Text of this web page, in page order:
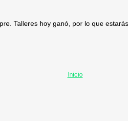
Talleres hoy ganó, por lo que
Inicio